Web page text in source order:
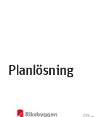
Planlösning